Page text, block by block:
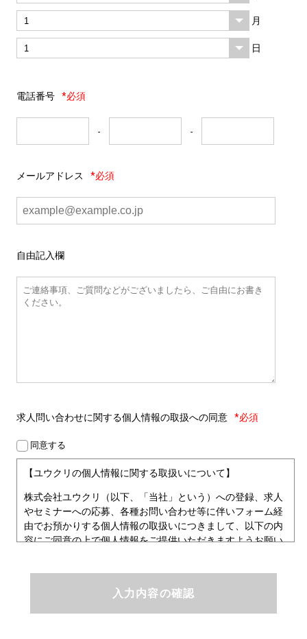
月
日
電話番号 *必須
- -
メールアドレス *必須
自由記入欄
求人問い合わせに関する個人情報の取扱への同意 *必須
同意する
【ユウクリの個人情報に関する取扱いについて】
株式会社ユウクリ（以下、「当社」という）への登録、求人
やセミナーへの応募、各種お問い合わせ等に伴いフォーム経
由でお預かりする個人情報の取扱いにつきまして、以下の内
容にご同意の上で個人情報をご提供いただきますようお願い
ユウクリにおける個人情報保護方針